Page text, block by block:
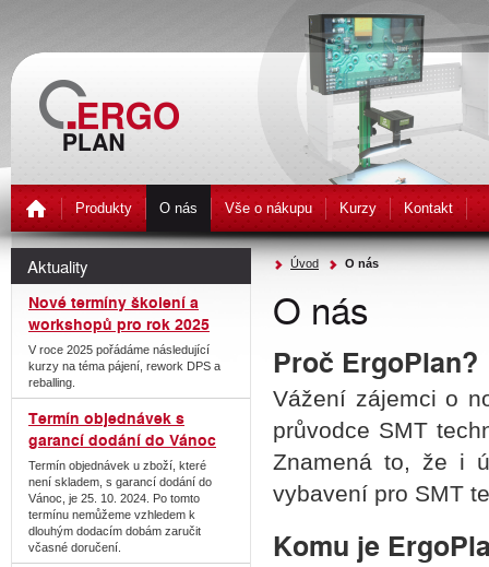
Produkty O nás Vše o nákupu Kurzy Kontakt
Úvod O nás
O nás
Proč ErgoPlan?
Vážení zájemci o
průvodce SMT
Znamená to, že i
vybavení pro SMT
Komu je
Aktuality
Nové termíny školení a
workshopů pro rok 2025
V roce 2025 pořádáme následující
kurzy na téma pájení, rework DPS a
reballing.
Termín objednávek s
garancí dodání do Vánoc
Termín objednávek u zboží, které
není skladem, s garancí dodání do
Vánoc, je 25. 10. 2024. Po tomto
termínu nemůžeme vzhledem k
dlouhým dodacím dobám zaručit
včasné doručení.